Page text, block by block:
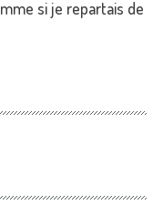
si je repartais de